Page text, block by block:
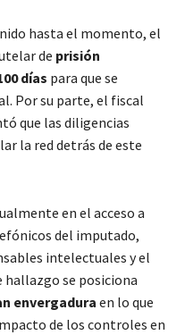
hasta el momento, el
de prisión
días para que se
Por su parte, el fiscal
que las diligencias
la red detrás de este
en el acceso a
del imputado,
intelectuales y el
se posiciona
envergaduraen lo que
de los controles en